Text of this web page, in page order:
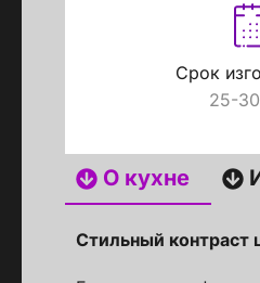
Срок
25-
О кухне
Стильный контраст